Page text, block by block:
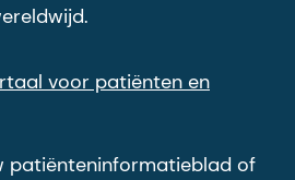
voor patiënten en
patiënteninformatieblad of